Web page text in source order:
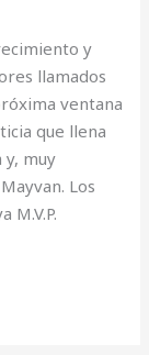
y
llamados
ventana
que llena
muy
Los
M.V.P.